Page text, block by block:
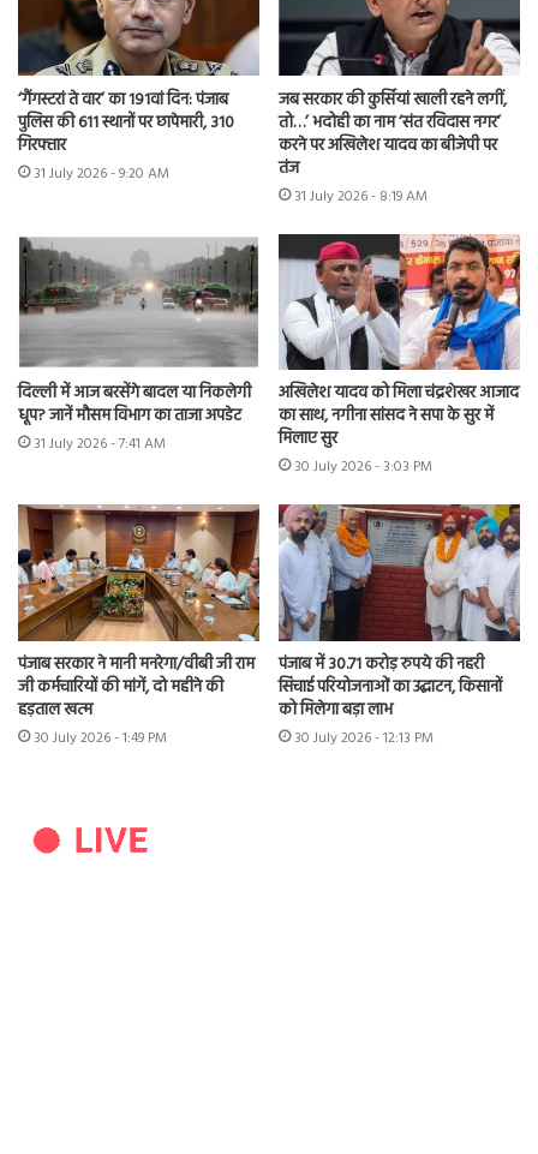
‘गैंगस्टरां ते वार’ का 191वां दिन: पंजाब
पुलिस की 611 स्थानों पर छापेमारी, 310
गिरफ्तार
31 July 2026 - 9:20 AM
जब सरकार की कुर्सियां खाली रहने लगीं,
तो…’ भदोही का नाम ‘संत रविदास नगर’
करने पर अखिलेश यादव का बीजेपी पर
तंज
31 July 2026 - 8:19 AM
दिल्ली में आज बरसेंगे बादल या निकलेगी
धूप? जानें मौसम विभाग का ताजा अपडेट
31 July 2026 - 7:41 AM
अखिलेश यादव को मिला चंद्रशेखर आजाद
का साथ, नगीना सांसद ने सपा के सुर में
मिलाए सुर
30 July 2026 - 3:03 PM
पंजाब सरकार ने मानी मनरेगा/वीबी जी राम
जी कर्मचारियों की मांगें, दो महीने की
हड़ताल खत्म
30 July 2026 - 1:49 PM
पंजाब में 30.71 करोड़ रुपये की नहरी
सिंचाई परियोजनाओं का उद्घाटन, किसानों
को मिलेगा बड़ा लाभ
30 July 2026 - 12:13 PM